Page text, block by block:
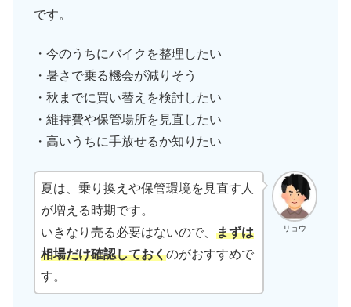
です。
・今のうちにバイクを整理したい
・暑さで乗る機会が減りそう
・秋までに買い替えを検討したい
・維持費や保管場所を見直したい
・高いうちに手放せるか知りたい
リョウ
夏は、乗り換えや保管環境を見直す人
が増える時期です。
いきなり売る必要はないので、 まずは
相場だけ確認しておくのがおすすめで
す。